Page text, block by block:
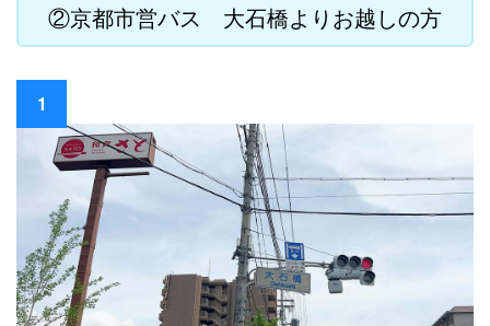
②京都市営バス 大石橋よりお越しの方
1